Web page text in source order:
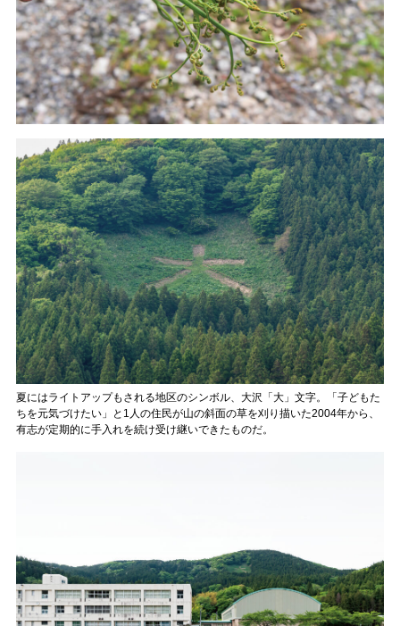
夏にはライトアップもされる地区のシンボル、大沢「大」文字。「子どもた
ちを元気づけたい」と1人の住民が山の斜面の草を刈り描いた2004年から、
有志が定期的に手入れを続け受け継いできたものだ。